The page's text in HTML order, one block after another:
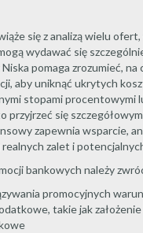
się z analizą wielu
wydawać się
pomaga zrozumieć, na
aby uniknąć ukrytych
stopami procentowymi
przyjrzeć się
zapewnia wsparcie,
zalet i
bankowych należy
promocyjnych
takie jak